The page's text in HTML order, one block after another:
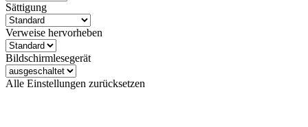
Sättigung
Verweise hervorheben
Bildschirmlesegerät
Alle Einstellungen zurücksetzen